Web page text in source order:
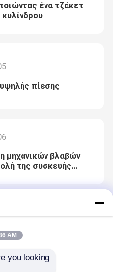
ένα τζάκετ
πίεσης
μηχανικών βλαβών
της συσκευής
ανίχνευσης
βλαβών συσκευών
AM
you looking